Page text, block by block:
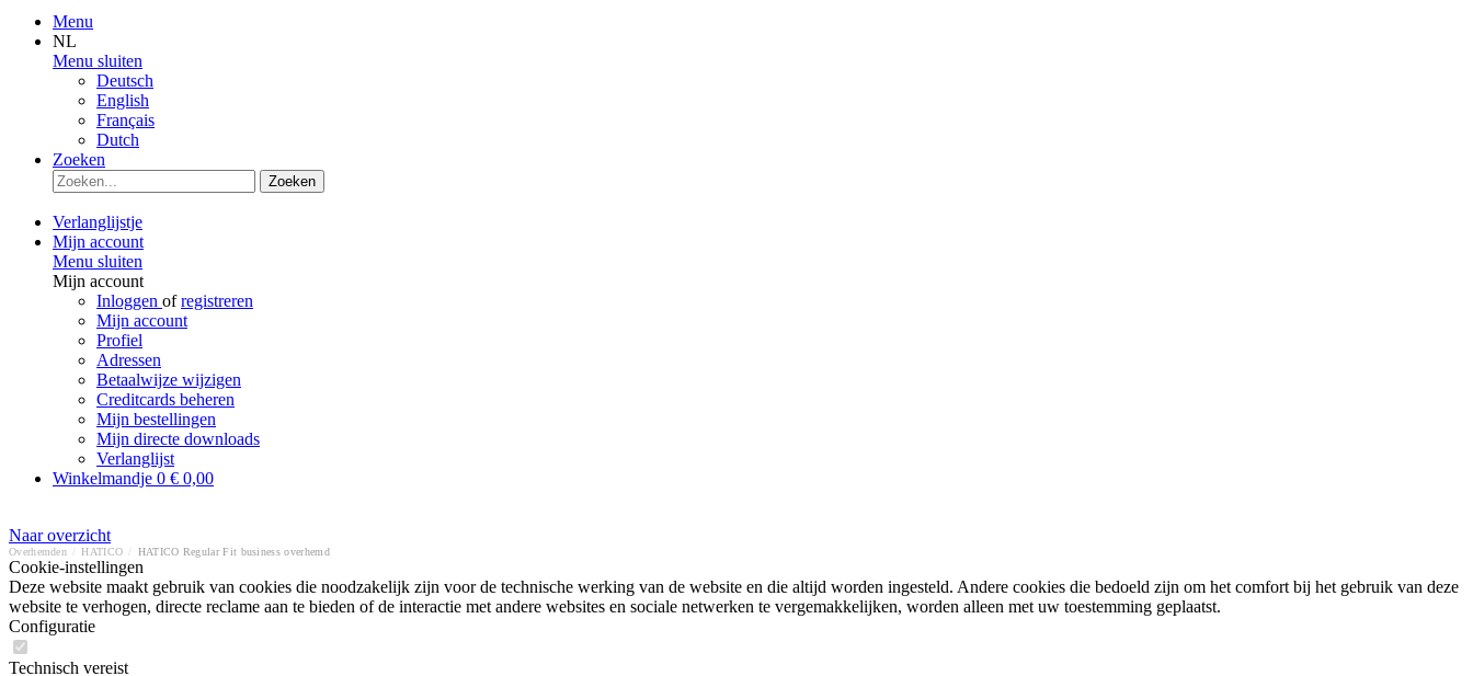
Menu
NL
Menu sluiten
Deutsch
English
Français
Dutch
Zoeken
Zoeken
Verlanglijstje
Mijn account
Menu sluiten
Mijn account
Inloggen ofregistreren
Mijn account
Profiel
Adressen
Betaalwijze wijzigen
Creditcards beheren
Mijn bestellingen
Mijn directe downloads
Verlanglijst
Winkelmandje 0 € 0,00
Naar overzicht
Overhemden HATICO HATICO Regular Fit business overhemd
Cookie-instellingen
Deze website maakt gebruik van cookies die noodzakelijk zijn voor de technische werking van de website en die altijd worden ingesteld. Andere cookies die bedoeld zijn om het comfort bij het gebruik van deze
website te verhogen, directe reclame aan te bieden of de interactie met andere websites en sociale netwerken te vergemakkelijken, worden alleen met uw toestemming geplaatst.
Configuratie
Technisch vereist